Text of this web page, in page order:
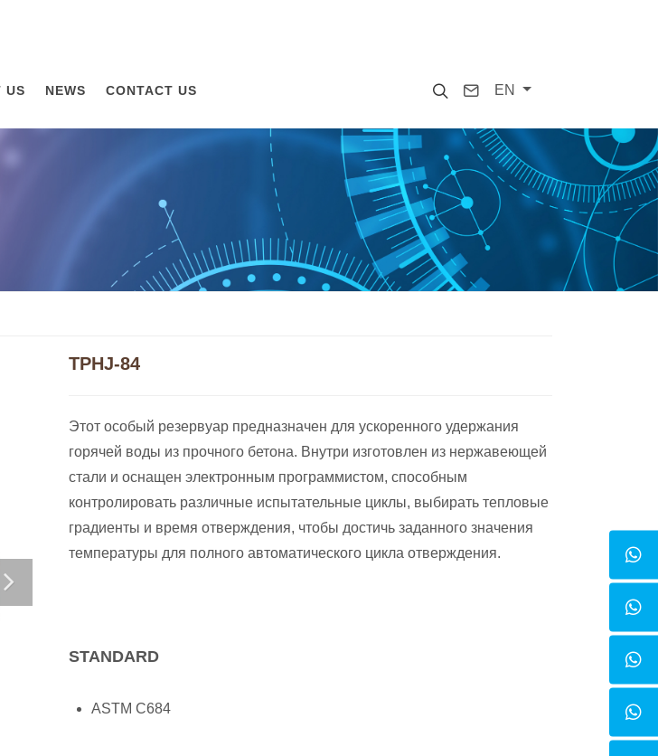
SearchContact
EN
US NEWS CONTACT US
TPHJ-84
Этот особый резервуар предназначен для ускоренного удержания
горячей воды из прочного бетона. Внутри изготовлен из нержавеющей
стали и оснащен электронным программистом, способным
контролировать различные испытательные циклы, выбирать тепловые
градиенты и время отверждения, чтобы достичь заданного значения
температуры для полного автоматического цикла отверждения.
STANDARD
ASTM C684